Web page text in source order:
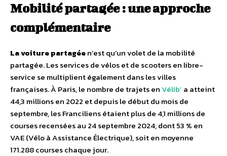
Mobilité partagée : une approche
complémentaire
La voiture partagéen’est qu’un volet de la mobilité
partagée. Les services de vélos et de scooters en libre-
service se multiplient également dans les villes
françaises. À Paris, le nombre de trajets enVélib’ a atteint
44,3 millions en 2022 et depuis le début du mois de
septembre, les Franciliens étaient plus de 4,1 millions de
courses recensées au 24 septembre 2024, dont 53 % en
VAE (Vélo à Assistance Électrique), soit en moyenne
171.288 courses chaque jour.